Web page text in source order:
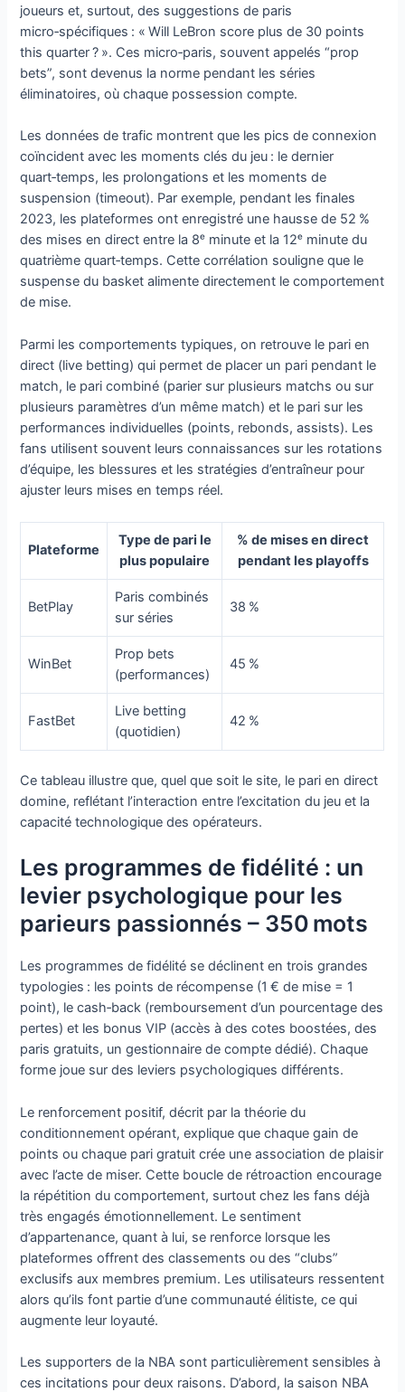
joueurs et, surtout, des suggestions de paris
micro‑spécifiques : « Will LeBron score plus de 30 points
this quarter ? ». Ces micro‑paris, souvent appelés “prop
bets”, sont devenus la norme pendant les séries
éliminatoires, où chaque possession compte.
Les données de trafic montrent que les pics de connexion
coïncident avec les moments clés du jeu : le dernier
quart‑temps, les prolongations et les moments de
suspension (timeout). Par exemple, pendant les finales
2023, les plateformes ont enregistré une hausse de 52 %
des mises en direct entre la 8ᵉ minute et la 12ᵉ minute du
quatrième quart‑temps. Cette corrélation souligne que le
suspense du basket alimente directement le comportement
de mise.
Parmi les comportements typiques, on retrouve le pari en
direct (live betting) qui permet de placer un pari pendant le
match, le pari combiné (parier sur plusieurs matchs ou sur
plusieurs paramètres d’un même match) et le pari sur les
performances individuelles (points, rebonds, assists). Les
fans utilisent souvent leurs connaissances sur les rotations
d’équipe, les blessures et les stratégies d’entraîneur pour
ajuster leurs mises en temps réel.
Plateforme
Type de pari le
plus populaire
% de mises en direct
pendant les playoffs
BetPlay
Paris combinés
sur séries
38 %
WinBet
Prop bets
(performances)
45 %
FastBet
Live betting
(quotidien)
42 %
Ce tableau illustre que, quel que soit le site, le pari en direct
domine, reflétant l’interaction entre l’excitation du jeu et la
capacité technologique des opérateurs.
Les programmes de fidélité : un
levier psychologique pour les
parieurs passionnés – 350 mots
Les programmes de fidélité se déclinent en trois grandes
typologies : les points de récompense (1 € de mise = 1
point), le cash‑back (remboursement d’un pourcentage des
pertes) et les bonus VIP (accès à des cotes boostées, des
paris gratuits, un gestionnaire de compte dédié). Chaque
forme joue sur des leviers psychologiques différents.
Le renforcement positif, décrit par la théorie du
conditionnement opérant, explique que chaque gain de
points ou chaque pari gratuit crée une association de plaisir
avec l’acte de miser. Cette boucle de rétroaction encourage
la répétition du comportement, surtout chez les fans déjà
très engagés émotionnellement. Le sentiment
d’appartenance, quant à lui, se renforce lorsque les
plateformes offrent des classements ou des “clubs”
exclusifs aux membres premium. Les utilisateurs ressentent
alors qu’ils font partie d’une communauté élitiste, ce qui
augmente leur loyauté.
Les supporters de la NBA sont particulièrement sensibles à
ces incitations pour deux raisons. D’abord, la saison NBA